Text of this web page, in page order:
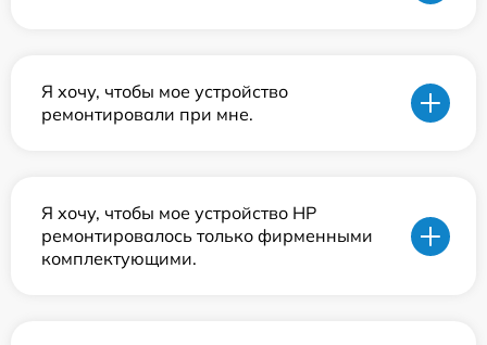
Я хочу, чтобы мое устройство
ремонтировали при мне.
Я хочу, чтобы мое устройство HP
ремонтировалось только фирменными
комплектующими.